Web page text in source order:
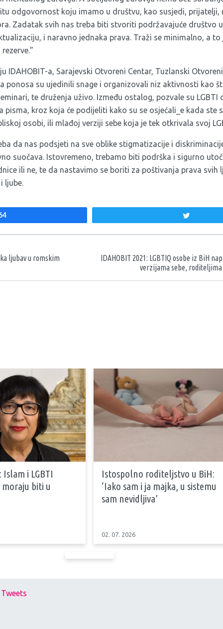
odgovornost koju imamo u društvu, kao susjedi, prijatelji,
Zadatak svih nas treba biti stvoriti podržavajuće društvo
i naravno jednaka prava. Traži se minimalno, a to
IDAHOBIT-a, Sarajevski Otvoreni Centar, Tuzlanski
ponosa su ujedinili snage i organizovali niz aktivnosti kao
te druženja uživo. Između ostalog, pozvale su LGBTI
pisma, kroz koja će podijeliti kako su se osjećali_e kada ste
osobi, ili mlađoj verziji sebe koja je tek otkrivala svoj
da nas podsjeti na sve oblike stigmatizacije i
suočava. Istovremeno, trebamo biti podrška i sigurno
ili ne, te da nastavimo se boriti za poštivanja prava svih
ljube.
ljubav u romskim
IDAHOBIT 2021: LGBTIQ osobe iz BiH
verzijama sebe,
Islam i LGBTI
biti u
Istospolno roditeljstvo u BiH:
‘Iako sam i ja majka, u sistemu
sam nevidljiva’
02. 07. 2026